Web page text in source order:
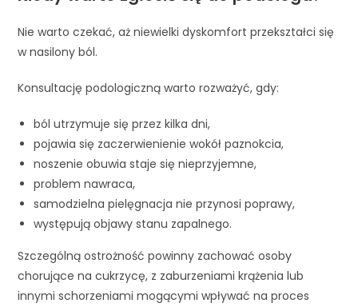
Nie warto czekać, aż niewielki dyskomfort przekształci się
w nasilony ból.
Konsultację podologiczną warto rozważyć, gdy:
ból utrzymuje się przez kilka dni,
pojawia się zaczerwienienie wokół paznokcia,
noszenie obuwia staje się nieprzyjemne,
problem nawraca,
samodzielna pielęgnacja nie przynosi poprawy,
występują objawy stanu zapalnego.
Szczególną ostrożność powinny zachować osoby
chorujące na cukrzycę, z zaburzeniami krążenia lub
innymi schorzeniami mogącymi wpływać na proces